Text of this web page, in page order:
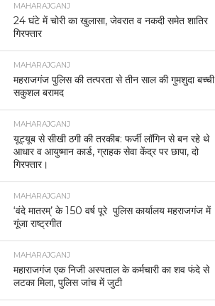
MAHARAJGANJ
24 घंटे में चोरी का खुलासा, जेवरात व नकदी समेत शातिर
गिरफ्तार
MAHARAJGANJ
महराजगंज पुलिस की तत्परता से तीन साल की गुमशुदा बच्ची
सकुशल बरामद
MAHARAJGANJ
यूट्यूब से सीखी ठगी की तरकीब: फर्जी लॉगिन से बन रहे थे
आधार व आयुष्मान कार्ड, ग्राहक सेवा केंद्र पर छापा, दो
गिरफ्तार।
MAHARAJGANJ
‘वंदे मातरम्’ के 150 वर्ष पूरे पुलिस कार्यालय महराजगंज में
गूंजा राष्ट्रगीत
MAHARAJGANJ
महाराजगंज एक निजी अस्पताल के कर्मचारी का शव फंदे से
लटका मिला, पुलिस जांच में जुटी